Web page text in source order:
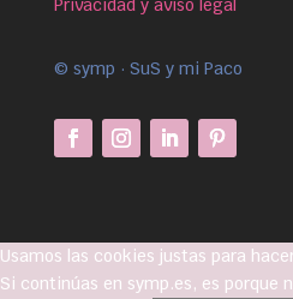
© symp · SuS y mi Paco
Usamos las cookies justas para
Si continúas en symp.es, es porque